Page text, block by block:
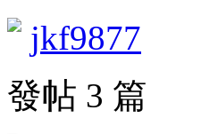
jkf9877
發帖 3 篇